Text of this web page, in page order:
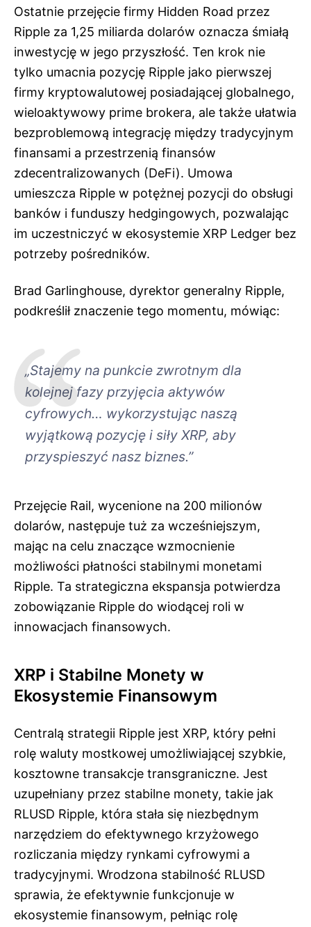
Ostatnie przejęcie firmy Hidden Road przez
Ripple za 1,25 miliarda dolarów oznacza śmiałą
inwestycję w jego przyszłość. Ten krok nie
tylko umacnia pozycję Ripple jako pierwszej
firmy kryptowalutowej posiadającej globalnego,
wieloaktywowy prime brokera, ale także ułatwia
bezproblemową integrację między tradycyjnym
finansami a przestrzenią finansów
zdecentralizowanych (DeFi). Umowa
umieszcza Ripple w potężnej pozycji do obsługi
banków i funduszy hedgingowych, pozwalając
im uczestniczyć w ekosystemie XRP Ledger bez
potrzeby pośredników.
Brad Garlinghouse, dyrektor generalny Ripple,
podkreślił znaczenie tego momentu, mówiąc:
„Stajemy na punkcie zwrotnym dla
kolejnej fazy przyjęcia aktywów
cyfrowych… wykorzystując naszą
wyjątkową pozycję i siły XRP, aby
przyspieszyć nasz biznes.”
Przejęcie Rail, wycenione na 200 milionów
dolarów, następuje tuż za wcześniejszym,
mając na celu znaczące wzmocnienie
możliwości płatności stabilnymi monetami
Ripple. Ta strategiczna ekspansja potwierdza
zobowiązanie Ripple do wiodącej roli w
innowacjach finansowych.
XRP i Stabilne Monety w
Ekosystemie Finansowym
Centralą strategii Ripple jest XRP, który pełni
rolę waluty mostkowej umożliwiającej szybkie,
kosztowne transakcje transgraniczne. Jest
uzupełniany przez stabilne monety, takie jak
RLUSD Ripple, która stała się niezbędnym
narzędziem do efektywnego krzyżowego
rozliczania między rynkami cyfrowymi a
tradycyjnymi. Wrodzona stabilność RLUSD
sprawia, że efektywnie funkcjonuje w
ekosystemie finansowym, pełniąc rolę